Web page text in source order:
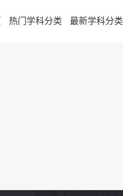
热门学科分类 最新学科分类